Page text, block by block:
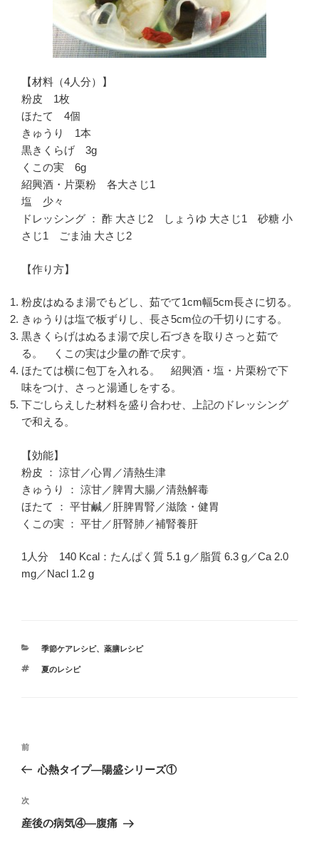
【材料（4人分）】
粉皮 1枚
ほたて 4個
きゅうり 1本
黒きくらげ 3g
くこの実 6g
紹興酒・片栗粉 各大さじ1
塩 少々
ドレッシング ： 酢 大さじ2 しょうゆ 大さじ1 砂糖 小
さじ1 ごま油 大さじ2
【作り方】
粉皮はぬるま湯でもどし、茹でて1cm幅5cm長さに切る。
きゅうりは塩で板ずりし、長さ5cm位の千切りにする。
黒きくらげはぬるま湯で戻し石づきを取りさっと茹で
る。 くこの実は少量の酢で戻す。
ほたては横に包丁を入れる。 紹興酒・塩・片栗粉で下
味をつけ、さっと湯通しをする。
下ごしらえした材料を盛り合わせ、上記のドレッシング
で和える。
【効能】
粉皮 ： 涼甘／心胃／清熱生津
きゅうり ： 涼甘／脾胃大腸／清熱解毒
ほたて ： 平甘鹹／肝脾胃腎／滋陰・健胃
くこの実 ： 平甘／肝腎肺／補腎養肝
1人分 140 Kcal：たんぱく質 5.1 g／脂質 6.3 g／Ca 2.0
mg／Nacl 1.2 g
カ
ゴ
季節ケアレシピ、 薬膳レシピ
タ
夏のレシピ
投
ナ
ビ
ゲ
前
の
稿
前
心熱タイプ―陽盛シリーズ①
次
の
次
産後の病気④―腹痛